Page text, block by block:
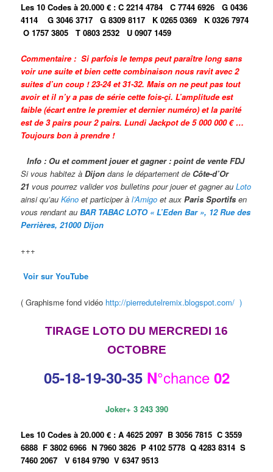
Les 10 Codes à 20.000 € :C 2214 4784C 7744 6926G 0436
4114G 3046 3717G 8309 8117 K 0265 0369 K 0326 7974
O 1757 3805T 0803 2532 U 0907 1459
Commentaire : Si parfois le temps peut paraître long sans
voir une suite et bien cette combinaison nous ravit avec 2
suites d’un coup ! 23-24 et 31-32. Mais on ne peut pas tout
avoir et il n’y a pas de série cette fois-çi. L’amplitude est
faible (écart entre le premier et dernier numéro) et la parité
est de 3 pairs pour 2 pairs. Lundi Jackpot de 5 000 000 € …
Toujours bon à prendre !
Info : Ou et comment jouer et gagner : point de vente FDJ
Si vous habitez àDijondans le département de Côte-d’Or
21 vous pourrez valider vos bulletins pour jouer et gagner auLoto
ainsi qu’auKéno et participer àl’Amigo et auxParis Sportifs en
vous rendant auBAR TABAC LOTO « L’Eden Bar », 12 Rue des
Perrières, 21000 Dijon
+++
Voir sur YouTube
( Graphisme fond vidéo http://pierredutelremix.blogspot.com/ )
TIRAGE LOTO DU MERCREDI 16
OCTOBRE
05-18-19-30-35 N°chance02
Joker+ 3 243 390
Les 10 Codes à 20.000 € :A 4625 2097 B 3056 7815C 3559
6888 F 3802 6966N 7960 3826 P 4102 5778Q 4283 8314S
7460 2067V 6184 9790V 6347 9513